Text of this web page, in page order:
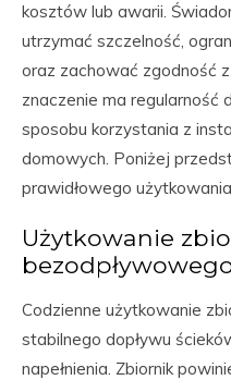
kosztów lub awarii.
utrzymać szczelność,
oraz zachować zgodność
znaczenie ma regularność
sposobu korzystania z
domowych. Poniżej
prawidłowego
Użytkowanie
Codzienne użytkowanie
stabilnego dopływu
napełnienia. Zbiornik